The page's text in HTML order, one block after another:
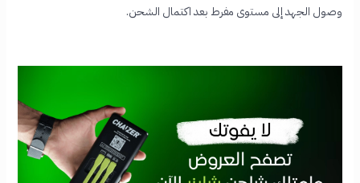
وصول الجهد إلى مستوى مفرط بعد اكتمال الشحن.